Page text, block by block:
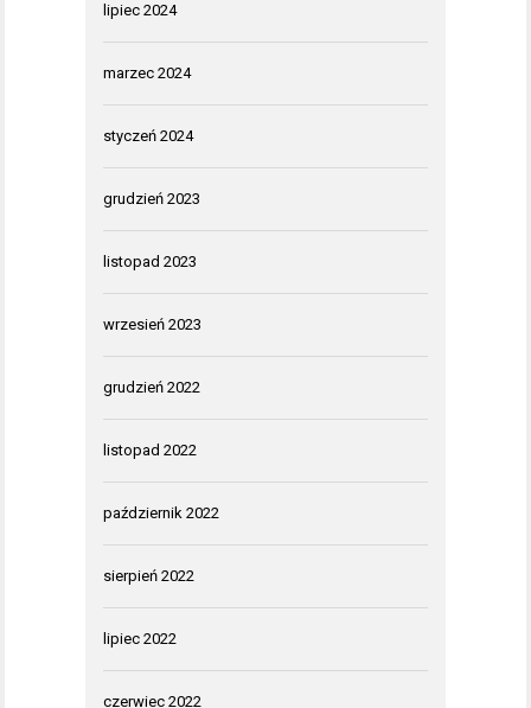
lipiec 2024
marzec 2024
styczeń 2024
grudzień 2023
listopad 2023
wrzesień 2023
grudzień 2022
listopad 2022
październik 2022
sierpień 2022
lipiec 2022
czerwiec 2022